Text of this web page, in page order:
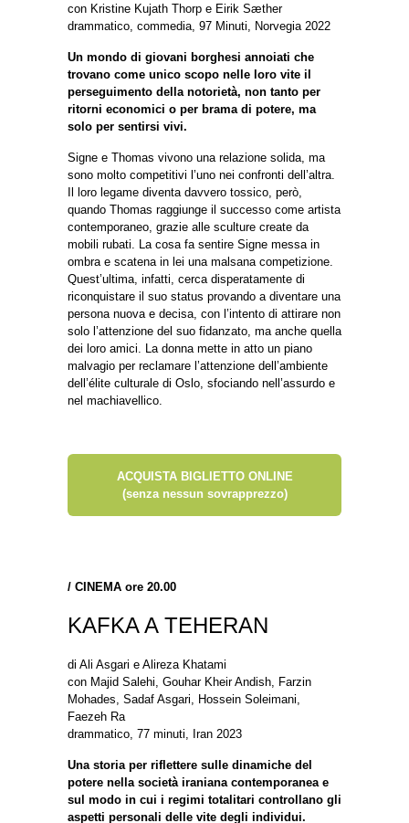
con Kristine Kujath Thorp e Eirik Sæther
drammatico, commedia, 97 Minuti, Norvegia 2022
Un mondo di giovani borghesi annoiati che
trovano come unico scopo nelle loro vite il
perseguimento della notorietà, non tanto per
ritorni economici o per brama di potere, ma
solo per sentirsi vivi.
Signe e Thomas vivono una relazione solida, ma
sono molto competitivi l’uno nei confronti dell’altra.
Il loro legame diventa davvero tossico, però,
quando Thomas raggiunge il successo come artista
contemporaneo, grazie alle sculture create da
mobili rubati. La cosa fa sentire Signe messa in
ombra e scatena in lei una malsana competizione.
Quest’ultima, infatti, cerca disperatamente di
riconquistare il suo status provando a diventare una
persona nuova e decisa, con l’intento di attirare non
solo l’attenzione del suo fidanzato, ma anche quella
dei loro amici. La donna mette in atto un piano
malvagio per reclamare l’attenzione dell’ambiente
dell’élite culturale di Oslo, sfociando nell’assurdo e
nel machiavellico.
ACQUISTA BIGLIETTO ONLINE
(senza nessun sovrapprezzo)
/ CINEMA ore 20.00
KAFKA A TEHERAN
di Ali Asgari e Alireza Khatami
con Majid Salehi, Gouhar Kheir Andish, Farzin
Mohades, Sadaf Asgari, Hossein Soleimani,
Faezeh Ra
drammatico, 77 minuti, Iran 2023
Una storia per riflettere sulle dinamiche del
potere nella società iraniana contemporanea e
sul modo in cui i regimi totalitari controllano gli
aspetti personali delle vite degli individui.